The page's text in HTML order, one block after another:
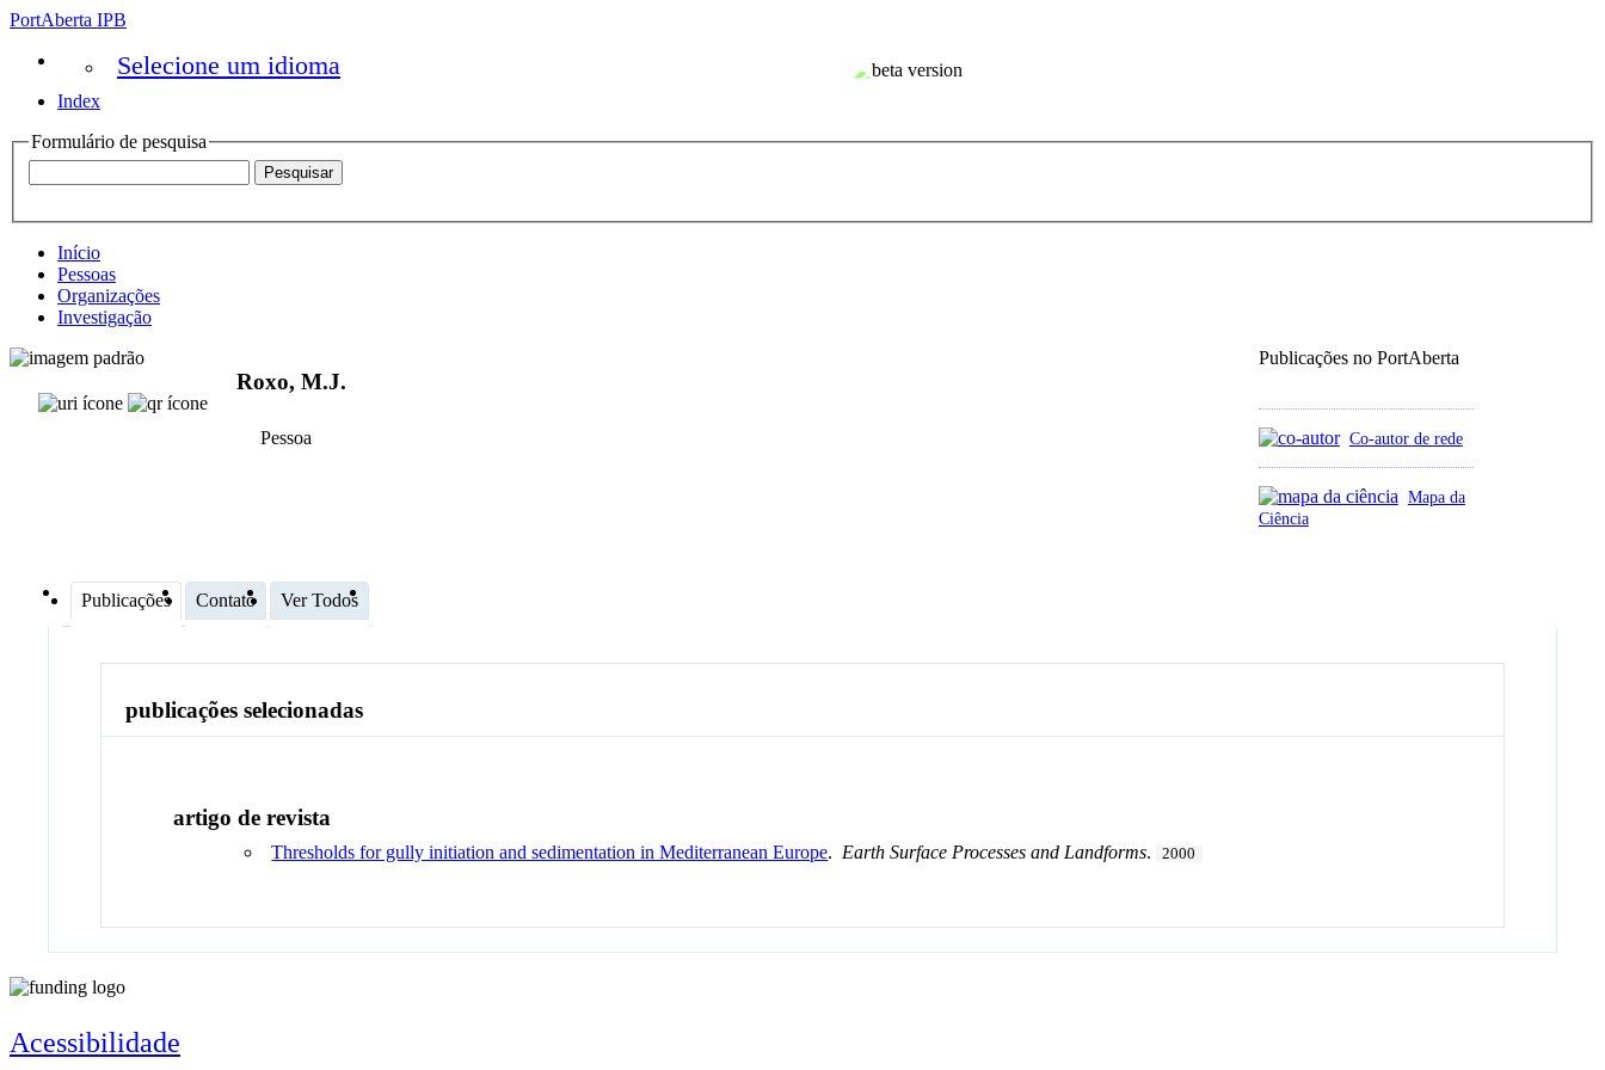
PortAberta IPB
Selecione um idioma
Index
Formulário de pesquisa
Início
Pessoas
Organizações
Investigação
Publicações no PortAberta
Co-autor de rede
Mapa da
Ciência
Roxo, M.J.
Pessoa
Publicações Contato Ver Todos
publicações selecionadas
artigo de revista
Thresholds for gully initiation and sedimentation in Mediterranean Europe. Earth Surface Processes and Landforms. 2000
Acessibilidade